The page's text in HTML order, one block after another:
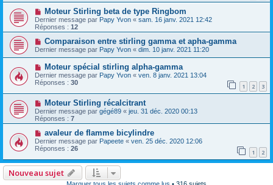
Moteur Stirling beta de type Ringbom
Dernier message par Papy Yvon « sam. 16 janv. 2021 12:42
Réponses : 12
Comparaison entre stirling gamma et apha-gamma
Dernier message par Papy Yvon « dim. 10 janv. 2021 11:20
Moteur spécial stirling alpha-gamma
Dernier message par Papy Yvon « ven. 8 janv. 2021 13:04
Réponses : 30 1 2 3
Moteur Stirling récalcitrant
Dernier message par gégé89 « jeu. 31 déc. 2020 00:13
Réponses : 7
avaleur de flamme bicylindre
Dernier message par Papeete « ven. 25 déc. 2020 12:06
Réponses : 26 1 2
Nouveau sujet